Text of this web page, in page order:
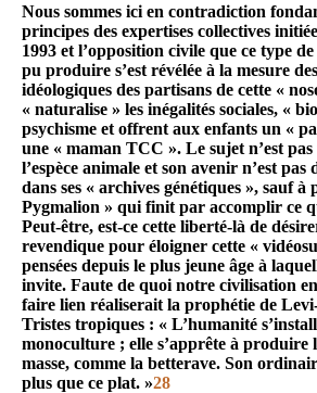
Nous sommes ici en contradiction
principes des expertises collectives
1993 et l’opposition civile que ce type
pu produire s’est révélée à la mesure
idéologiques des partisans de cette «
« naturalise » les inégalités sociales, «
psychisme et offrent aux enfants un «
une « maman TCC ». Le sujet n’est
l’espèce animale et son avenir n’est
dans ses « archives génétiques », sauf
Pygmalion » qui finit par accomplir ce
Peut-être, est-ce cette liberté-là de
revendique pour éloigner cette «
pensées depuis le plus jeune âge à
invite. Faute de quoi notre civilisation
faire lien réaliserait la prophétie de
Tristes tropiques : « L’humanité
monoculture ; elle s’apprête à produire
masse, comme la betterave. Son
plus que ce plat. »28